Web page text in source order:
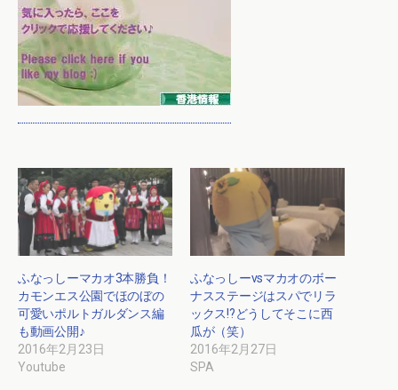
ふなっしーマカオ3本勝負！
カモンエス公園でほのぼの
可愛いポルトガルダンス編
も動画公開♪
2016年2月23日
Youtube
ふなっしーvsマカオのボー
ナスステージはスパでリラ
ックス!?どうしてそこに西
瓜が（笑）
2016年2月27日
SPA